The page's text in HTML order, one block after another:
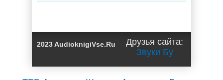
2023 AudioknigiVse.Ru
Друзья сайта:
Звуки Бу